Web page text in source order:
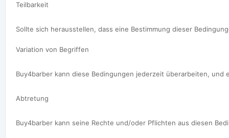
Teilbarkeit
Sollte sich herausstellen, dass eine Bestimmung dieser
Variation von Begriffen
Buy4barber kann diese Bedingungen jederzeit überarbeiten,
Abtretung
Buy4barber kann seine Rechte und/oder Pflichten aus diesen